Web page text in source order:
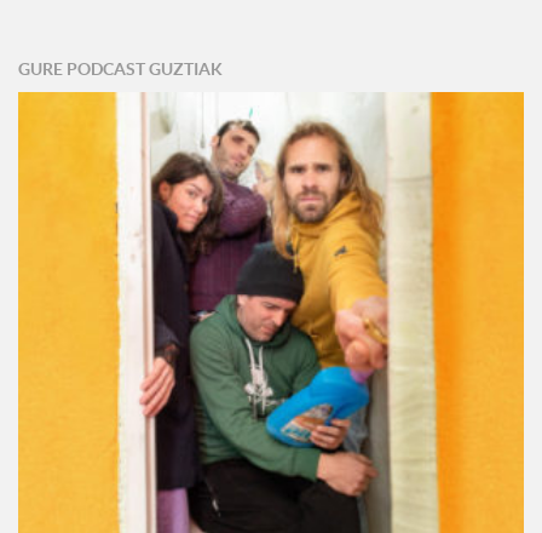
GURE PODCAST GUZTIAK